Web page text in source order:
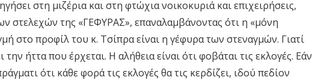
στη μιζέρια και στη φτώχια νοικοκυριά και επιχειρήσεις,
στελεχών της «ΓΕΦΥΡΑΣ», επαναλαμβάνοντας ότι η «μόνη
στο προφίλ του κ. Τσίπρα είναι η γέφυρα των στεναγμών. Γιατί
ήττα που έρχεται. Η αλήθεια είναι ότι φοβάται τις εκλογές. Εάν
ότι κάθε φορά τις εκλογές θα τις κερδίζει, ιδού πεδίον